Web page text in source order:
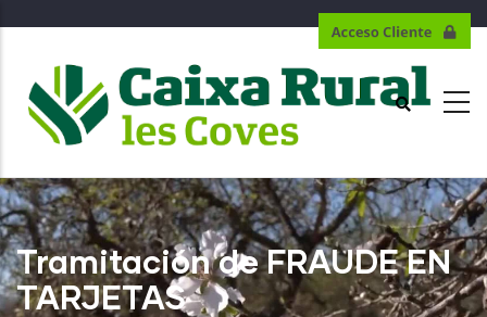
contenido
principal
Tramitación de FRAUDE EN
TARJETAS